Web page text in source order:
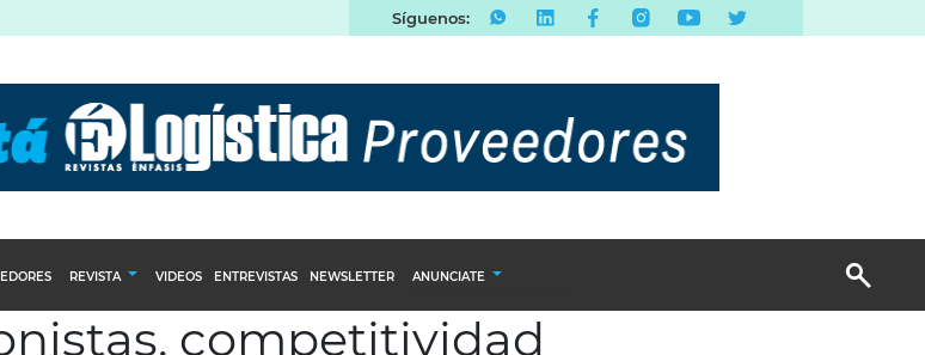
Síguenos:
REVISTA
Calendario Editorial
VIDEOS ENTREVISTAS NEWSLETTER ANUNCIATE
Publicidad Display
competitividad